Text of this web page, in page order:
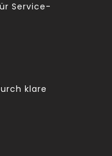
Service-
klare